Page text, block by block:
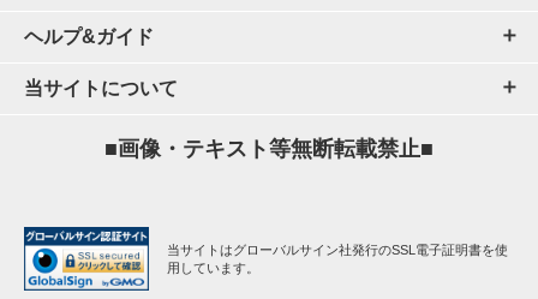
ヘルプ&ガイド
当サイトについて
■画像・テキスト等無断転載禁止■
当サイトはグローバルサイン社発行のSSL電子証明書を使
用しています。